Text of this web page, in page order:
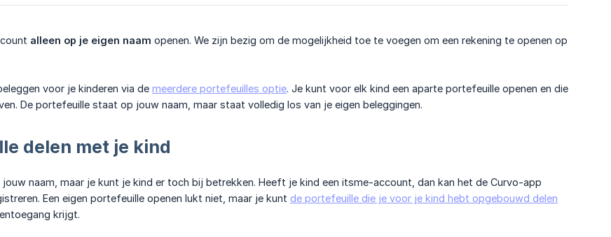
alleen op je eigen naam openen. We zijn bezig om de mogelijkheid toe te voegen om een rekening te openen op
voor je kinderen via de meerdere portefeuilles optie. Je kunt voor elk kind een aparte portefeuille openen en die
De portefeuille staat op jouw naam, maar staat volledig los van je eigen beleggingen.
delen met je kind
naam, maar je kunt je kind er toch bij betrekken. Heeft je kind een itsme-account, dan kan het de Curvo-app
Een eigen portefeuille openen lukt niet, maar je kunt de portefeuille die je voor je kind hebt opgebouwd delen
krijgt.